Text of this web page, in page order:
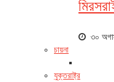
৩০
চায়না
যুক্তরাষ্ট্র